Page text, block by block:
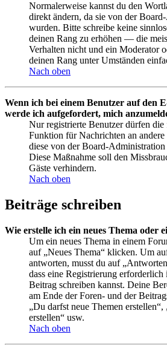
Normalerweise kannst du den
direkt ändern, da sie von der
wurden. Bitte schreibe keine
deinen Rang zu erhöhen — die
Verhalten nicht und ein Moderator
deinen Rang unter Umständen
Nach oben
Wenn ich bei einem Benutzer auf den
werde ich aufgefordert, mich
Nur registrierte Benutzer dürfen
Funktion für Nachrichten an
diese von der Board-
Diese Maßnahme soll den
Gäste verhindern.
Nach oben
Beiträge schreiben
Wie erstelle ich ein neues Thema oder
Um ein neues Thema in einem
auf „Neues Thema“ klicken. Um
antworten, musst du auf
dass eine Registrierung erforderlich
Beitrag schreiben kannst. Deine
am Ende der Foren- und der
„Du darfst neue Themen
erstellen“ usw.
Nach oben